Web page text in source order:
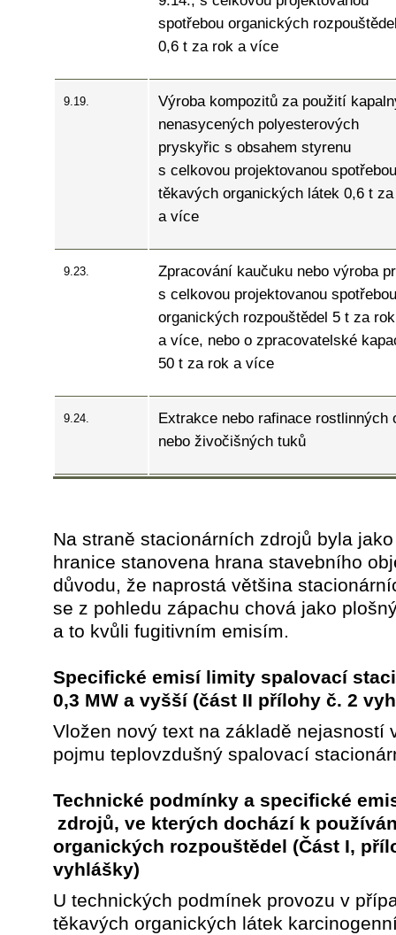
spotřebou organických
0,6 t za rok a více
9.19.
Výroba kompozitů za použití
nenasycených polyesterových
pryskyřic s obsahem styrenu
s celkovou projektovanou spotřebou
těkavých organických látek 0,6 t
a více
9.23.
Zpracování kaučuku nebo výroba
s celkovou projektovanou spotřebou
organických rozpouštědel 5 t za rok
a více, nebo o zpracovatelské
50 t za rok a více
9.24.
Extrakce nebo rafinace rostlinných
nebo živočišných tuků
Na straně stacionárních zdrojů byla
hranice stanovena hrana stavebního
důvodu, že naprostá většina
se z pohledu zápachu chová jako
a to kvůli fugitivním emisím.
Specifické emisí limity spalovací
0,3 MW a vyšší (část II přílohy č. 2
Vložen nový text na základě nejasností
pojmu teplovzdušný spalovací
Technické podmínky a specifické
zdrojů, ve kterých dochází k
organických rozpouštědel (Část I,
vyhlášky)
U technických podmínek provozu v
těkavých organických látek